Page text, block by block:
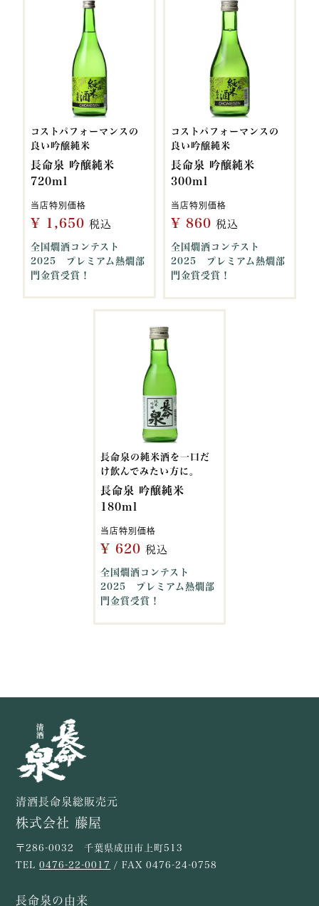
コストパフォーマンスの
良い吟醸純米
長命泉 吟醸純米
720ml
当店特別価格
¥ 1,650 税込
全国燗酒コンテスト
2025 プレミアム熱燗部
門金賞受賞！
コストパフォーマンスの
良い吟醸純米
長命泉 吟醸純米
300ml
当店特別価格
¥ 860 税込
全国燗酒コンテスト
2025 プレミアム熱燗部
門金賞受賞！
長命泉の純米酒を一口だ
け飲んでみたい方に。
長命泉 吟醸純米
180ml
当店特別価格
¥ 620 税込
全国燗酒コンテスト
2025 プレミアム熱燗部
門金賞受賞！
清酒長命泉総販売元
株式会社 藤屋
〒286-0032 千葉県成田市上町513
TEL0476-22-0017 / FAX 0476-24-0758
長命泉の由来